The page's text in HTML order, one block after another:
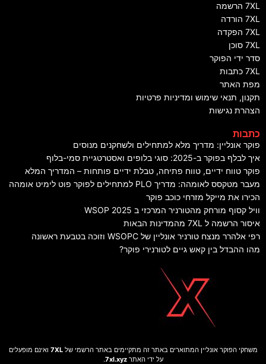
7XL הרשמה
7XL הורדה
7XL הפקדה
7XL סוכן
סדר ידי הפוקר
7XL כתבות
מפת האתר
תקנון, תנאי שימוש ומדיניות פרטיות
הצהרת נגישות
כתבות
פוקר אונליין: מדריך מלא למתחילים ולשחקנים מנוסים
איך לבלף בפוקר ב-2025: סוגי בלופים ואסטרטגיית סמי-בלוף
פוקר טווח ידיים, טווח פתיחה, טבלת ידיים פותחות – המדריך המלא
מעבר מטקסס לאומהה: מדריך PLO למתחילים לפוקר פוט לימיט אומהה
הכירו את מייקל מזרחי כוכב פוקר
וויל קסוף מורחק מהטורניר המרכזי ב WSOP 2025
איסור הרשמה ל 7XL מהמדינות הבאות
רפי אלהרר מנצח טורניר אונליין של WSOPC וזוכה בטבעת ראשונה
מהו ההבדל בין קאש גיים לטורנירי פוקר?
משחקי הפוקר אונליין המתוארים באתר זה מתקיימים באתר הרשמי של7XL ואינם מופעלים
על ידי האתר7xl.xyz
.